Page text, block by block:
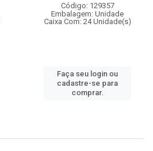
Código: 129357
Embalagem: Unidade
Caixa Com: 24 Unidade(s)
Faça seu login ou
cadastre-se para
comprar.